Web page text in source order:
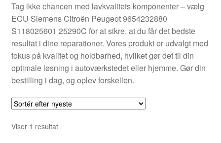
Tag ikke chancen med lavkvalitets komponenter – vælg
ECU Siemens Citroën Peugeot 9654232880
S118025601 25290C for at sikre, at du får det bedste
resultat i dine reparationer. Vores produkt er udvalgt med
fokus på kvalitet og holdbarhed, hvilket gør det til din
optimale løsning i autoværkstedet eller hjemme. Gør din
bestilling i dag, og oplev forskellen.
Viser 1 resultat